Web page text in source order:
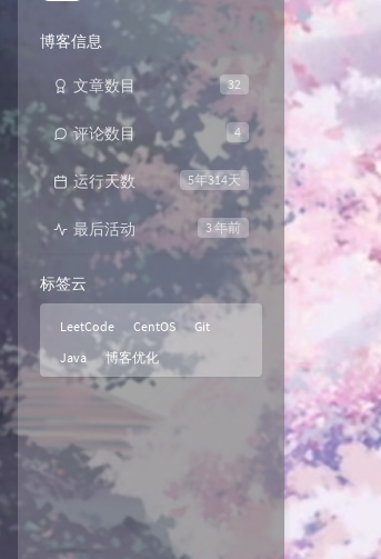
博客信息
32
文章数目
4
评论数目
5年314天
运行天数
3 年前
最后活动
标签云
LeetCode CentOS
Git
Java
博客优化